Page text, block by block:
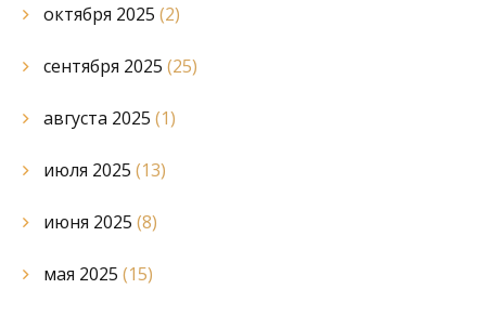
октября 2025 (2)
сентября 2025 (25)
августа 2025 (1)
июля 2025 (13)
июня 2025 (8)
мая 2025 (15)